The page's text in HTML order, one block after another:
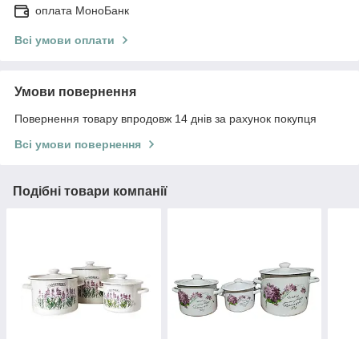
оплата МоноБанк
Всі умови оплати
Умови повернення
Повернення товару впродовж 14 днів за рахунок покупця
Всі умови повернення
Подібні товари компанії